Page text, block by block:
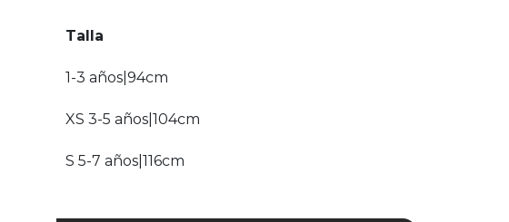
Talla
1-3 años|94cm
XS 3-5 años|104cm
S 5-7 años|116cm